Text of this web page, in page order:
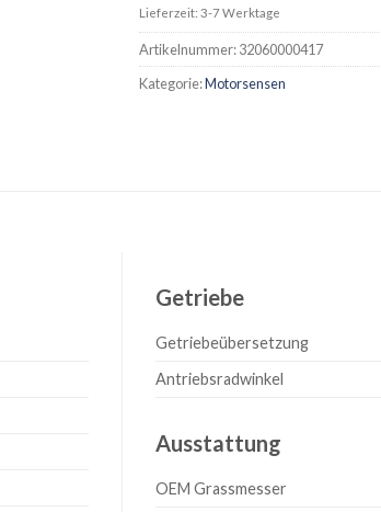
Lieferzeit: 3-7 Werktage
Artikelnummer:32060000417
Kategorie:Motorsensen
Getriebe
Getriebeübersetzung
Antriebsradwinkel
Ausstattung
OEM Grassmesser